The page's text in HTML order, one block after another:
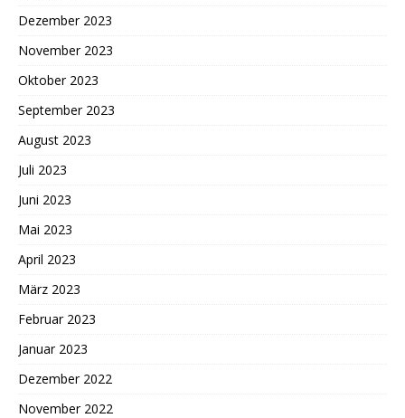
Dezember 2023
November 2023
Oktober 2023
September 2023
August 2023
Juli 2023
Juni 2023
Mai 2023
April 2023
März 2023
Februar 2023
Januar 2023
Dezember 2022
November 2022